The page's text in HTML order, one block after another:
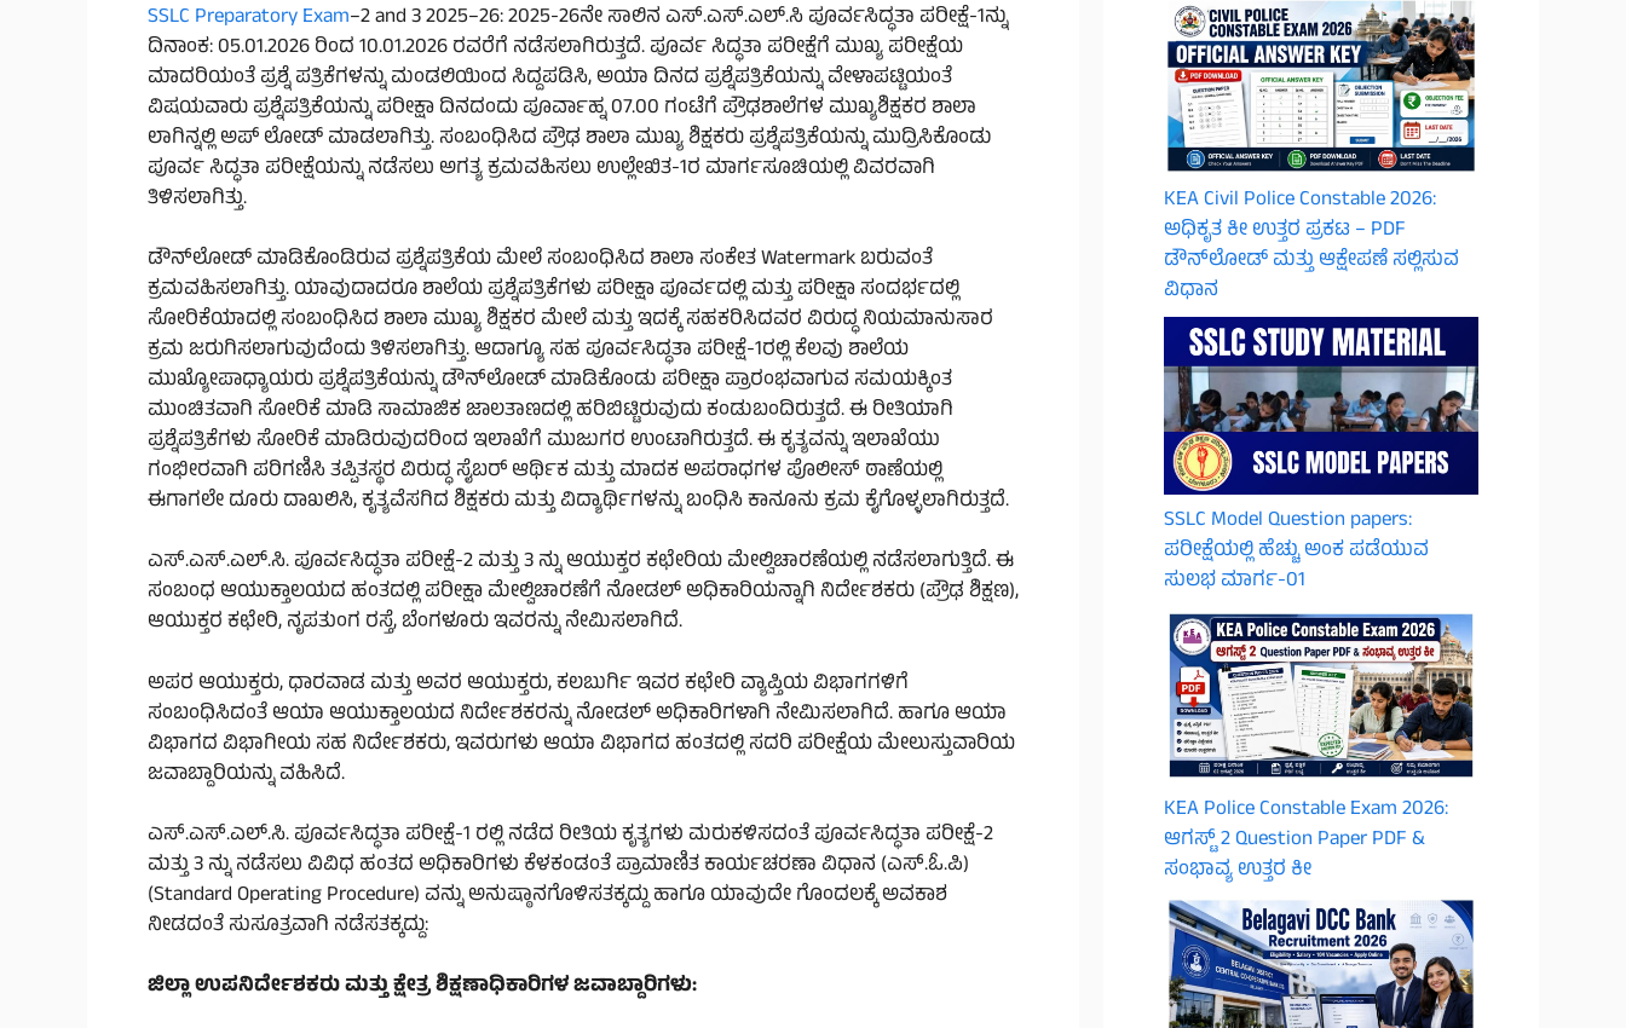
SSLC Preparatory Exam–2 and 3 2025–26: 2025-26ನೇ ಸಾಲಿನ ಎಸ್.ಎಸ್.ಎಲ್.ಸಿ ಪೂರ್ವಸಿದ್ಧತಾ ಪರೀಕ್ಷೆ-1ನ್ನು
ದಿನಾಂಕ: 05.01.2026 ರಿಂದ 10.01.2026 ರವರೆಗೆ ನಡೆಸಲಾಗಿರುತ್ತದೆ. ಪೂರ್ವ ಸಿದ್ಧತಾ ಪರೀಕ್ಷೆಗೆ ಮುಖ್ಯ ಪರೀಕ್ಷೆಯ
ಮಾದರಿಯಂತೆ ಪ್ರಶ್ನೆ ಪತ್ರಿಕೆಗಳನ್ನು ಮಂಡಲಿಯಿಂದ ಸಿದ್ದಪಡಿಸಿ, ಅಯಾ ದಿನದ ಪ್ರಶ್ನೆಪತ್ರಿಕೆಯನ್ನು ವೇಳಾಪಟ್ಟಿಯಂತೆ
ವಿಷಯವಾರು ಪ್ರಶ್ನೆಪತ್ರಿಕೆಯನ್ನು ಪರೀಕ್ಷಾ ದಿನದಂದು ಪೂರ್ವಾಹ್ನ 07.00 ಗಂಟೆಗೆ ಪ್ರೌಢಶಾಲೆಗಳ ಮುಖ್ಯಶಿಕ್ಷಕರ ಶಾಲಾ
ಲಾಗಿನ್ನಲ್ಲಿ ಅಪ್‌ ಲೋಡ್ ಮಾಡಲಾಗಿತ್ತು. ಸಂಬಂಧಿಸಿದ ಪ್ರೌಢ ಶಾಲಾ ಮುಖ್ಯ ಶಿಕ್ಷಕರು ಪ್ರಶ್ನೆಪತ್ರಿಕೆಯನ್ನು ಮುದ್ರಿಸಿಕೊಂಡು
ಪೂರ್ವ ಸಿದ್ಧತಾ ಪರೀಕ್ಷೆಯನ್ನು ನಡೆಸಲು ಅಗತ್ಯ ಕ್ರಮವಹಿಸಲು ಉಲ್ಲೇಖಿತ-1ರ ಮಾರ್ಗಸೂಚಿಯಲ್ಲಿ ವಿವರವಾಗಿ
ತಿಳಿಸಲಾಗಿತ್ತು.
ಡೌನ್‌ಲೋಡ್ ಮಾಡಿಕೊಂಡಿರುವ ಪ್ರಶ್ನೆಪತ್ರಿಕೆಯ ಮೇಲೆ ಸಂಬಂಧಿಸಿದ ಶಾಲಾ ಸಂಕೇತ Watermark ಬರುವಂತೆ
ಕ್ರಮವಹಿಸಲಾಗಿತ್ತು. ಯಾವುದಾದರೂ ಶಾಲೆಯ ಪ್ರಶ್ನೆಪತ್ರಿಕೆಗಳು ಪರೀಕ್ಷಾ ಪೂರ್ವದಲ್ಲಿ ಮತ್ತು ಪರೀಕ್ಷಾ ಸಂದರ್ಭದಲ್ಲಿ
ಸೋರಿಕೆಯಾದಲ್ಲಿ ಸಂಬಂಧಿಸಿದ ಶಾಲಾ ಮುಖ್ಯ ಶಿಕ್ಷಕರ ಮೇಲೆ ಮತ್ತು ಇದಕ್ಕೆ ಸಹಕರಿಸಿದವರ ವಿರುದ್ಧ ನಿಯಮಾನುಸಾರ
ಕ್ರಮ ಜರುಗಿಸಲಾಗುವುದೆಂದು ತಿಳಿಸಲಾಗಿತ್ತು. ಆದಾಗ್ಯೂ ಸಹ ಪೂರ್ವಸಿದ್ಧತಾ ಪರೀಕ್ಷೆ-1ರಲ್ಲಿ ಕೆಲವು ಶಾಲೆಯ
ಮುಖ್ಯೋಪಾಧ್ಯಾಯರು ಪ್ರಶ್ನೆಪತ್ರಿಕೆಯನ್ನು ಡೌನ್‌ಲೋಡ್ ಮಾಡಿಕೊಂಡು ಪರೀಕ್ಷಾ ಪ್ರಾರಂಭವಾಗುವ ಸಮಯಕ್ಕಿಂತ
ಮುಂಚಿತವಾಗಿ ಸೋರಿಕೆ ಮಾಡಿ ಸಾಮಾಜಿಕ ಜಾಲತಾಣದಲ್ಲಿ ಹರಿಬಿಟ್ಟಿರುವುದು ಕಂಡುಬಂದಿರುತ್ತದೆ. ಈ ರೀತಿಯಾಗಿ
ಪ್ರಶ್ನೆಪತ್ರಿಕೆಗಳು ಸೋರಿಕೆ ಮಾಡಿರುವುದರಿಂದ ಇಲಾಖೆಗೆ ಮುಜುಗರ ಉಂಟಾಗಿರುತ್ತದೆ. ಈ ಕೃತ್ಯವನ್ನು ಇಲಾಖೆಯು
ಗಂಭೀರವಾಗಿ ಪರಿಗಣಿಸಿ ತಪ್ಪಿತಸ್ಥರ ವಿರುದ್ಧ ಸೈಬರ್ ಆರ್ಥಿಕ ಮತ್ತು ಮಾದಕ ಅಪರಾಧಗಳ ಪೊಲೀಸ್ ಠಾಣೆಯಲ್ಲಿ
ಈಗಾಗಲೇ ದೂರು ದಾಖಲಿಸಿ, ಕೃತ್ಯವೆಸಗಿದ ಶಿಕ್ಷಕರು ಮತ್ತು ವಿದ್ಯಾರ್ಥಿಗಳನ್ನು ಬಂಧಿಸಿ ಕಾನೂನು ಕ್ರಮ ಕೈಗೊಳ್ಳಲಾಗಿರುತ್ತದೆ.
ಎಸ್.ಎಸ್.ಎಲ್.ಸಿ. ಪೂರ್ವಸಿದ್ಧತಾ ಪರೀಕ್ಷೆ-2 ಮತ್ತು 3 ನ್ನು ಆಯುಕ್ತರ ಕಛೇರಿಯ ಮೇಲ್ವಿಚಾರಣೆಯಲ್ಲಿ ನಡೆಸಲಾಗುತ್ತಿದೆ. ಈ
ಸಂಬಂಧ ಆಯುಕ್ತಾಲಯದ ಹಂತದಲ್ಲಿ ಪರೀಕ್ಷಾ ಮೇಲ್ವಿಚಾರಣೆಗೆ ನೋಡಲ್ ಅಧಿಕಾರಿಯನ್ನಾಗಿ ನಿರ್ದೇಶಕರು (ಪ್ರೌಢ ಶಿಕ್ಷಣ),
ಆಯುಕ್ತರ ಕಛೇರಿ, ನೃಪತುಂಗ ರಸ್ತೆ, ಬೆಂಗಳೂರು ಇವರನ್ನು ನೇಮಿಸಲಾಗಿದೆ.
ಅಪರ ಆಯುಕ್ತರು, ಧಾರವಾಡ ಮತ್ತು ಅವರ ಆಯುಕ್ತರು, ಕಲಬುರ್ಗಿ ಇವರ ಕಛೇರಿ ವ್ಯಾಪ್ತಿಯ ವಿಭಾಗಗಳಿಗೆ
ಸಂಬಂಧಿಸಿದಂತೆ ಆಯಾ ಆಯುಕ್ತಾಲಯದ ನಿರ್ದೇಶಕರನ್ನು ನೋಡಲ್ ಅಧಿಕಾರಿಗಳಾಗಿ ನೇಮಿಸಲಾಗಿದೆ. ಹಾಗೂ ಆಯಾ
ವಿಭಾಗದ ವಿಭಾಗೀಯ ಸಹ ನಿರ್ದೇಶಕರು, ಇವರುಗಳು ಆಯಾ ವಿಭಾಗದ ಹಂತದಲ್ಲಿ ಸದರಿ ಪರೀಕ್ಷೆಯ ಮೇಲುಸ್ತುವಾರಿಯ
ಜವಾಬ್ದಾರಿಯನ್ನು ವಹಿಸಿದೆ.
ಎಸ್.ಎಸ್.ಎಲ್.ಸಿ. ಪೂರ್ವಸಿದ್ಧತಾ ಪರೀಕ್ಷೆ-1 ರಲ್ಲಿ ನಡೆದ ರೀತಿಯ ಕೃತ್ಯಗಳು ಮರುಕಳಿಸದಂತೆ ಪೂರ್ವಸಿದ್ಧತಾ ಪರೀಕ್ಷೆ-2
ಮತ್ತು 3 ನ್ನು ನಡೆಸಲು ವಿವಿಧ ಹಂತದ ಅಧಿಕಾರಿಗಳು ಕೆಳಕಂಡಂತೆ ಪ್ರಾಮಾಣಿತ ಕಾರ್ಯಚರಣಾ ವಿಧಾನ (ಎಸ್.ಓ.ಪಿ)
(Standard Operating Procedure) ವನ್ನು ಅನುಷ್ಠಾನಗೊಳಿಸತಕ್ಕದ್ದು ಹಾಗೂ ಯಾವುದೇ ಗೊಂದಲಕ್ಕೆ ಅವಕಾಶ
ನೀಡದಂತೆ ಸುಸೂತ್ರವಾಗಿ ನಡೆಸತಕ್ಕದ್ದು:
ಜಿಲ್ಲಾ ಉಪನಿರ್ದೇಶಕರು ಮತ್ತು ಕ್ಷೇತ್ರ ಶಿಕ್ಷಣಾಧಿಕಾರಿಗಳ ಜವಾಬ್ದಾರಿಗಳು:
KEA Civil Police Constable 2026:
ಅಧಿಕೃತ ಕೀ ಉತ್ತರ ಪ್ರಕಟ – PDF
ಡೌನ್‌ಲೋಡ್ ಮತ್ತು ಆಕ್ಷೇಪಣೆ ಸಲ್ಲಿಸುವ
ವಿಧಾನ
SSLC Model Question papers:
ಪರೀಕ್ಷೆಯಲ್ಲಿ ಹೆಚ್ಚು ಅಂಕ ಪಡೆಯುವ
ಸುಲಭ ಮಾರ್ಗ-01
KEA Police Constable Exam 2026:
ಆಗಸ್ಟ್ 2 Question Paper PDF &
ಸಂಭಾವ್ಯ ಉತ್ತರ ಕೀ